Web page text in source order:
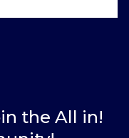
the All in!